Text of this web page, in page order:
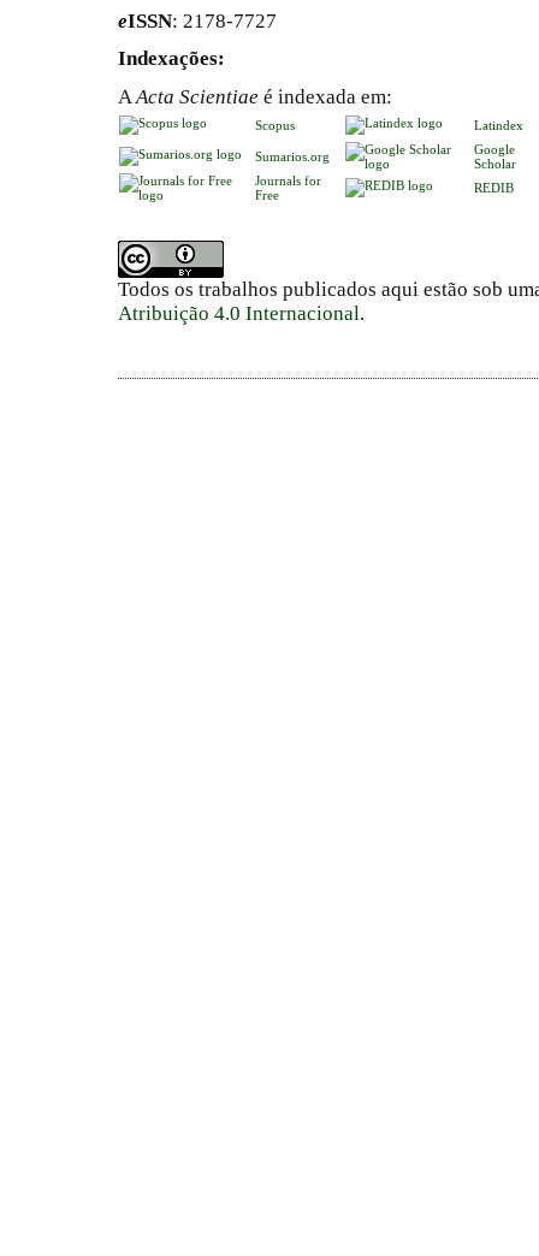
eISSN: 2178-7727
Indexações:
A Acta Scientiae é indexada em:
Scopus Latindex
Sumarios.org
Google
Scholar
Journals for
Free
REDIB
Todos os trabalhos publicados aqui estão sob
Atribuição 4.0 Internacional.